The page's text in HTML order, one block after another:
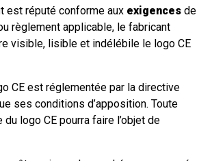
est réputé conforme aux exigences de
règlement applicable, le fabricant
visible, lisible et indélébile le logo CE
CE est réglementée par la directive
ses conditions d’apposition. Toute
logo CE pourra faire l’objet de